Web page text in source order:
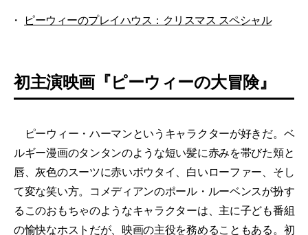
ピーウィーのプレイハウス：クリスマス スペシャル
初主演映画『ピーウィーの大冒険』
ピーウィー・ハーマンというキャラクターが好きだ。ベ
ルギー漫画のタンタンのような短い髪に赤みを帯びた頬と
唇、灰色のスーツに赤いボウタイ、白いローファー、そし
て変な笑い方。コメディアンのポール・ルーベンスが扮す
るこのおもちゃのようなキャラクターは、主に子ども番組
の愉快なホストだが、映画の主役を務めることもある。初